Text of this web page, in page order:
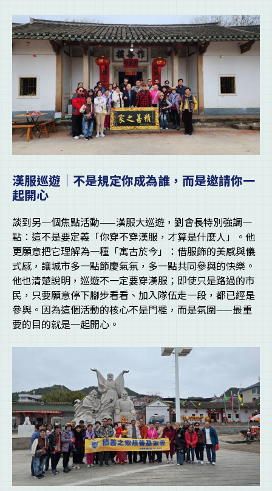
漢服巡遊｜不是規定你成為誰，而是邀請你一
起開心
談到另一個焦點活動——漢服大巡遊，劉會長特別強調一
點：這不是要定義「你穿不穿漢服，才算是什麼人」。他
更願意把它理解為一種「寓古於今」：借服飾的美感與儀
式感，讓城市多一點節慶氣氛，多一點共同參與的快樂。
他也清楚說明，巡遊不一定要穿漢服；即使只是路過的市
民，只要願意停下腳步看看、加入隊伍走一段，都已經是
參與。因為這個活動的核心不是門檻，而是氛圍——最重
要的目的就是一起開心。